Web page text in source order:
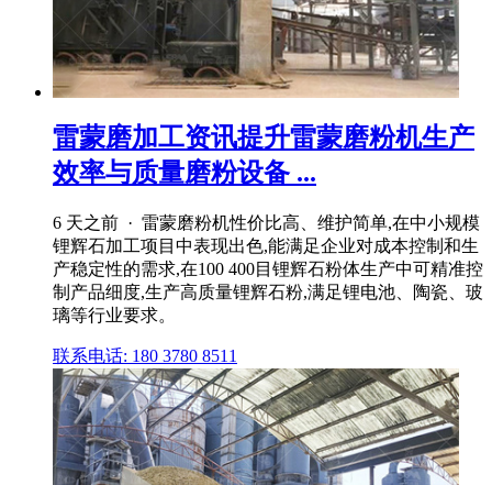
雷蒙磨加工资讯提升雷蒙磨粉机生产
效率与质量磨粉设备 ...
6 天之前 · 雷蒙磨粉机性价比高、维护简单,在中小规模
锂辉石加工项目中表现出色,能满足企业对成本控制和生
产稳定性的需求,在100 400目锂辉石粉体生产中可精准控
制产品细度,生产高质量锂辉石粉,满足锂电池、陶瓷、玻
璃等行业要求。
联系电话: 180 3780 8511